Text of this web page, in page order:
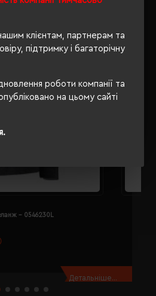
клієнтам, партнерам та
підтримку і багаторічну
роботи компанії та
на цьому сайті
- 0546230L
Детальніше...